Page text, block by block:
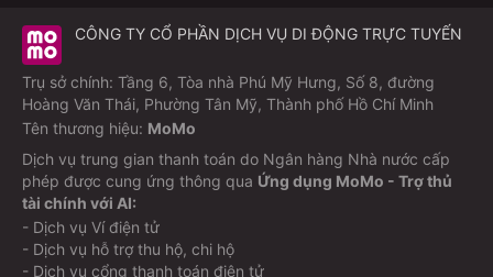
CÔNG TY CỔ PHẦN DỊCH VỤ DI ĐỘNG TRỰC TUYẾN
Trụ sở chính: Tầng 6, Tòa nhà Phú Mỹ Hưng, Số 8, đường
Hoàng Văn Thái, Phường Tân Mỹ, Thành phố Hồ Chí Minh
Tên thương hiệu: MoMo
Dịch vụ trung gian thanh toán do Ngân hàng Nhà nước cấp
phép được cung ứng thông qua Ứng dụng MoMo - Trợ thủ
tài chính với AI:
- Dịch vụ Ví điện tử
- Dịch vụ hỗ trợ thu hộ, chi hộ
- Dịch vụ cổng thanh toán điện tử